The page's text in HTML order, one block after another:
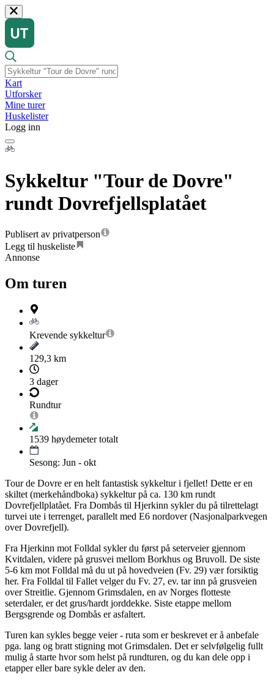
Kart
Utforsker
Mine turer
Huskelister
Logg inn
Sykkeltur "Tour de Dovre"
rundt Dovrefjellsplatået
Publisert av privatperson
Legg til huskeliste
Annonse
Om turen
Krevende sykkeltur
129,3 km
3 dager
Rundtur
1539 høydemeter totalt
Sesong: Jun - okt
Tour de Dovre er en helt fantastisk sykkeltur i fjellet! ​Dette er en
skiltet (merkehåndboka) sykkeltur på ca. 130 km rundt
Dovrefjellplatået. Fra Dombås til Hjerkinn sykler du på tilrettelagt
turvei ute i terrenget, parallelt med E6 nordover (Nasjonalparkvegen
over Dovrefjell).
Fra Hjerkinn mot Folldal sykler du først på seterveier gjennom
Kvitdalen, videre på grusvei mellom Borkhus og Bruvoll. De siste
5-6 km mot Folldal må du ut på hovedveien (Fv. 29) vær forsiktig
her. Fra Folldal til Fallet velger du Fv. 27, ev. tar inn på grusveien
over Streitlie. Gjennom Grimsdalen, en av Norges flotteste
seterdaler, er det grus/hardt jorddekke. Siste etappe mellom
Bergsgrende og Dombås er asfaltert.
Turen kan sykles begge veier - ruta som er beskrevet er å anbefale
pga. lang og bratt stigning mot Grimsdalen. Det er selvfølgelig fullt
mulig å starte hvor som helst på rundturen, og du kan dele opp i
etapper eller bare sykle deler av den.